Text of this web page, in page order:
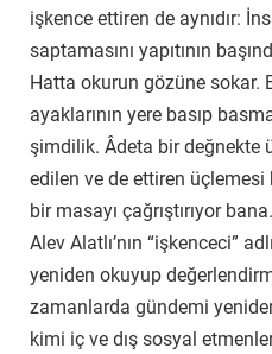
işkence ettiren de aynıdır:
saptamasını yapıtının
Hatta okurun gözüne sokar.
ayaklarının yere basıp
şimdilik. Âdeta bir değnekte
edilen ve de ettiren üçlemesi
bir masayı çağrıştırıyor
Alev Alatlı’nın “işkenceci”
yeniden okuyup
zamanlarda gündemi
kimi iç ve dış sosyal